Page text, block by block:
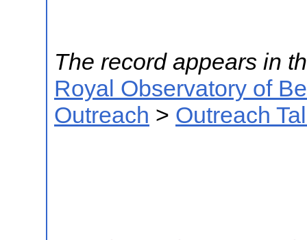
The record appears in
Royal Observatory of
Outreach > Outreach